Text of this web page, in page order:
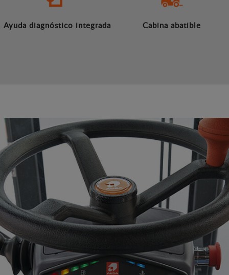
Ayuda diagnóstico integrada Cabina abatible